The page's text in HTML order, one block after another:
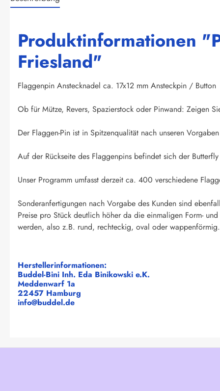
Produktinformationen
Friesland"
Flaggenpin Anstecknadel ca. 17x12 mm Ansteckpin / Button
Ob für Mütze, Revers, Spazierstock oder Pinwand: Zeigen
Der Flaggen-Pin ist in Spitzenqualität nach unseren
Auf der Rückseite des Flaggenpins befindet sich der
Unser Programm umfasst derzeit ca. 400 verschiedene
Sonderanfertigungen nach Vorgabe des Kunden sind
Preise pro Stück deutlich höher da die einmaligen Form-
werden, also z.B. rund, rechteckig, oval oder
Herstellerinformationen:
Buddel-Bini Inh. Eda Binikowski e.K.
Meddenwarf 1a
22457 Hamburg
info@buddel.de